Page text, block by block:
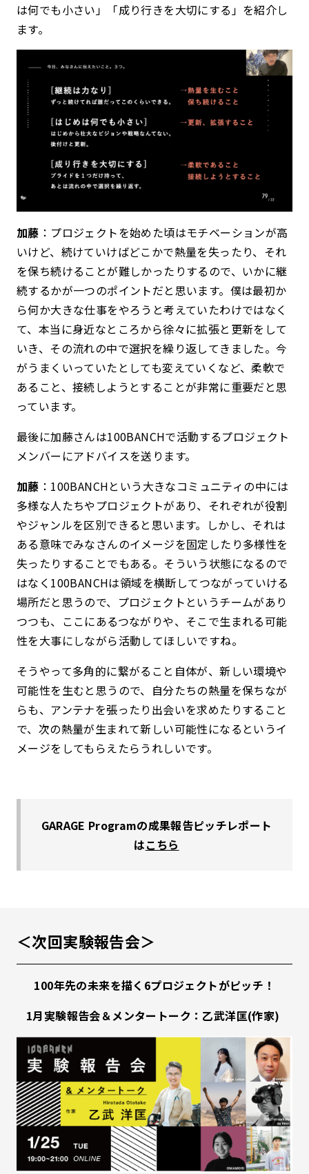
は何でも小さい」「成り行きを大切にする」を紹介し
ます。
加藤 ：プロジェクトを始めた頃はモチベーションが高
いけど、続けていけばどこかで熱量を失ったり、それ
を保ち続けることが難しかったりするので、いかに継
続するかが一つのポイントだと思います。僕は最初か
ら何か大きな仕事をやろうと考えていたわけではなく
て、本当に身近なところから徐々に拡張と更新をして
いき、その流れの中で選択を繰り返してきました。今
がうまくいっていたとしても変えていくなど、柔軟で
あること、接続しようとすることが非常に重要だと思
っています。
最後に加藤さんは100BANCHで活動するプロジェクト
メンバーにアドバイスを送ります。
加藤 ：100BANCHという大きなコミュニティの中には
多様な人たちやプロジェクトがあり、それぞれが役割
やジャンルを区別できると思います。しかし、それは
ある意味でみなさんのイメージを固定したり多様性を
失ったりすることでもある。そういう状態になるので
はなく100BANCHは領域を横断してつながっていける
場所だと思うので、プロジェクトというチームがあり
つつも、ここにあるつながりや、そこで生まれる可能
性を大事にしながら活動してほしいですね。
そうやって多角的に繋がること自体が、新しい環境や
可能性を生むと思うので、自分たちの熱量を保ちなが
らも、アンテナを張ったり出会いを求めたりすること
で、次の熱量が生まれて新しい可能性になるというイ
メージをしてもらえたらうれしいです。
GARAGE Programの成果報告ピッチレポート
はこちら
＜次回実験報告会＞
100年先の未来を描く6プロジェクトがピッチ！
1月実験報告会＆メンタートーク：乙武洋匡(作家)